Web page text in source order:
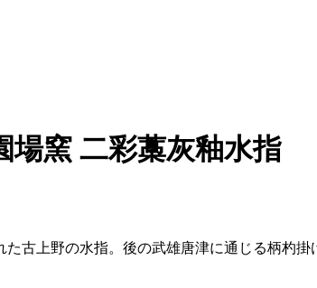
場窯 二彩藁灰釉水指
た古上野の水指。後の武雄唐津に通じる柄杓